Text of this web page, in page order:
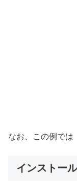
なお、この例では
インストール